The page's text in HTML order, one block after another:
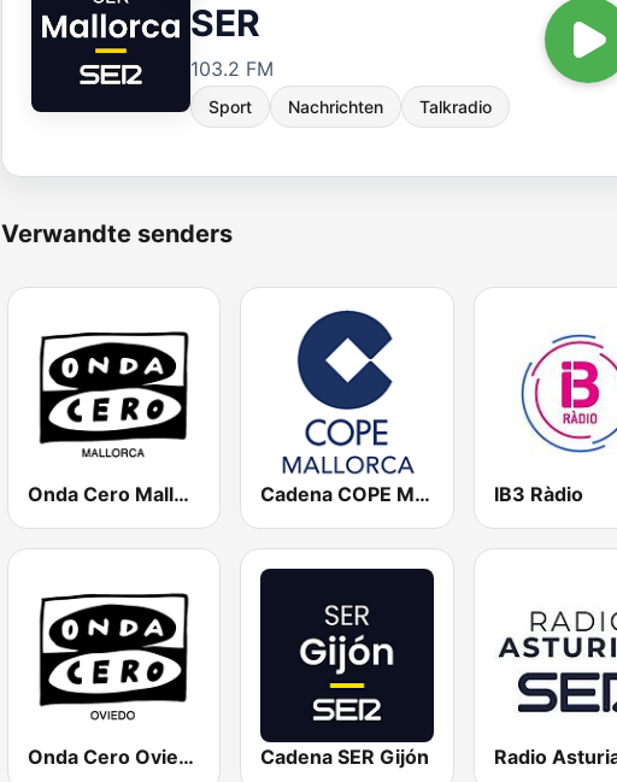
SER
103.2 FM
Sport Nachrichten Talkradio
Verwandte senders
Onda Cero Mallorca Cadena COPE Mallorca IB3 Ràdio
Onda Cero Oviedo Cadena SER Gijón